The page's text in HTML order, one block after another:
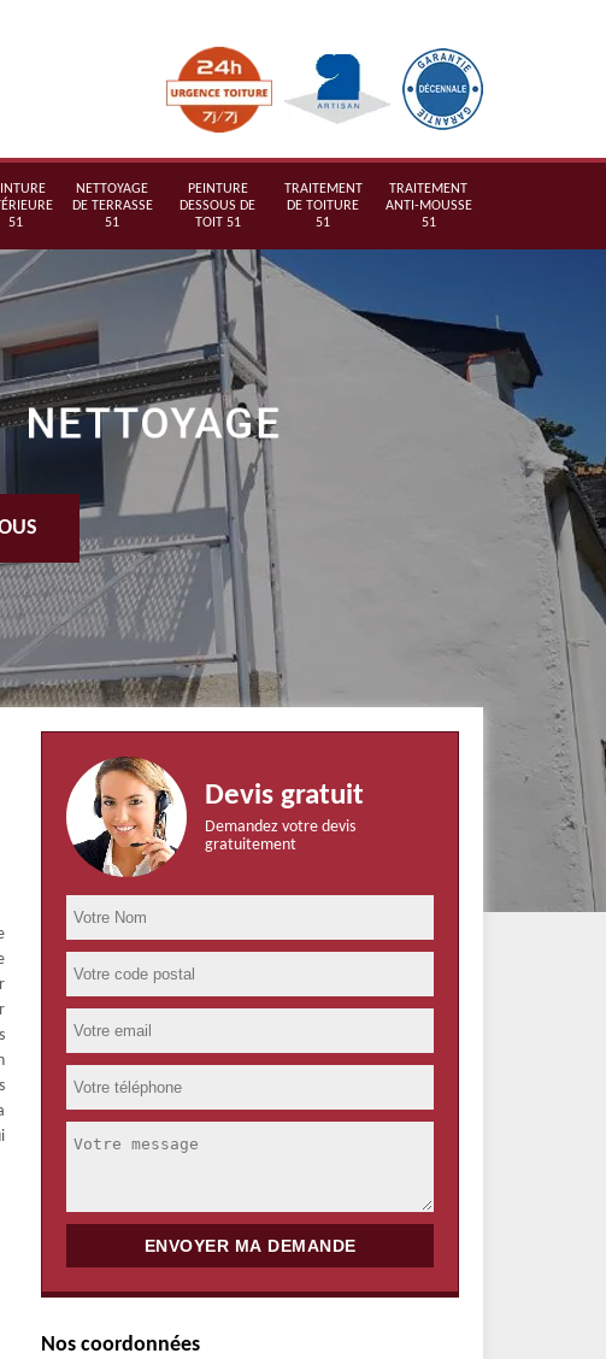
51
NETTOYAGE
DE TERRASSE
51
PEINTURE
DESSOUS DE
TOIT 51
TRAITEMENT
DE TOITURE
51
TRAITEMENT
ANTI-MOUSSE
51
Devis gratuit
Demandez votre devis
gratuitement
Nos coordonnées